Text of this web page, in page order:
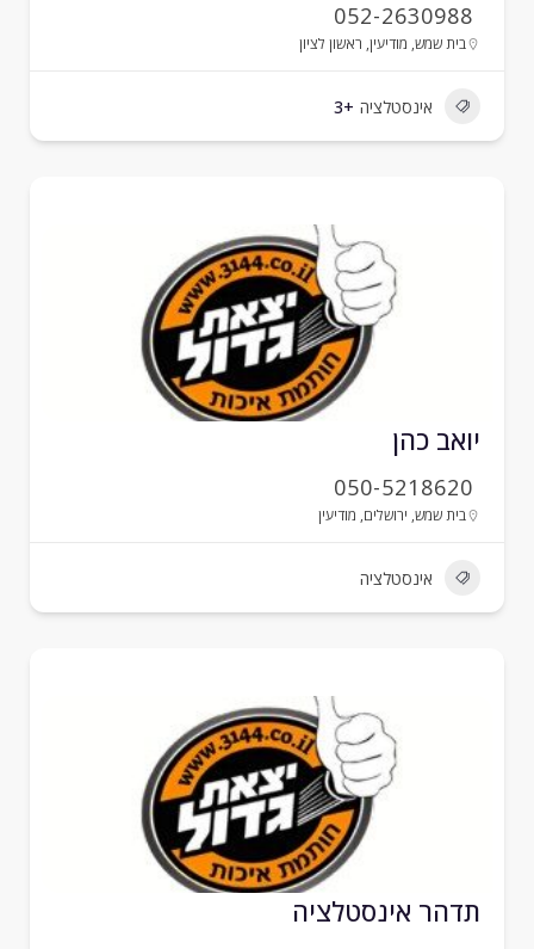
052-2630988
בית שמש,מודיעין,ראשון לציון
אינסטלציה +3
כהן
050-5218620
בית שמש,ירושלים,מודיעין
אינסטלציה
אינסטלציה